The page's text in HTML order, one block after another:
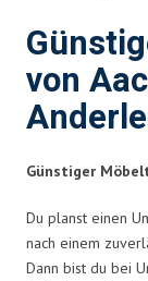
von
Günstiger
Du planst einen
nach einem
Dann bist du bei